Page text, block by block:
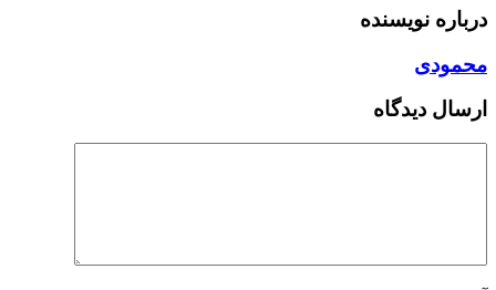
درباره نویسنده
محمودی
ارسال دیدگاه